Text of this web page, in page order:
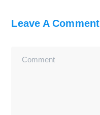
Leave A Comment